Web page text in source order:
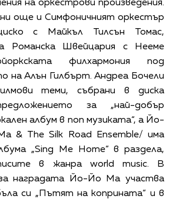
на оркестрови произведения.
още и Симфоничният оркестър
с Майкъл Тилсън Томас,
Романска Швейцария с Нееме
филхармония под
на Алън Гилбърт. Андреа Бочели
теми, събрани в диска
за „най-добър
албум в поп музиката“, а Йо-
& The Silk Road Ensemble/ има
„Sing Me Home“ в раздела,
в жанра world music. В
наградата Йо-Йо Ма участва
си „Пътят на коприната“ и в